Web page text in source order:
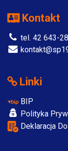
Kontakt
tel. 42 643-
Linki
BIP
Polityka
Deklaracja